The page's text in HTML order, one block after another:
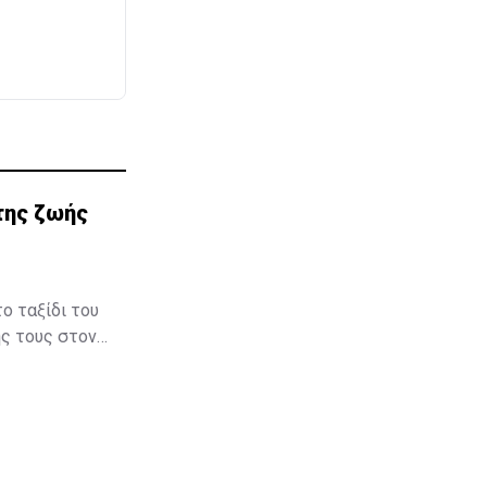
ζωής
ταξίδι του
τους στον